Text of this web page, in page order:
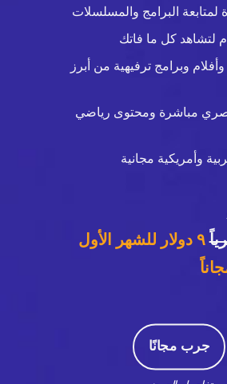
البرامج والمسلسلات
وبرامج ترفيهية من أبرز
مباشرة ومحتوى رياضي
٩ دولار للشهر الأول
جرب مجانًا